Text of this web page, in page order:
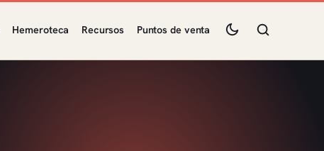
Hemeroteca Recursos Puntos de venta